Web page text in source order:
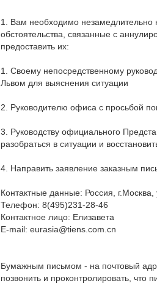
1. Вам необходимо незамедлительно
обстоятельства, связанные с
предоставить их:
1. Своему непосредственному
Львом для выяснения ситуации
2. Руководителю офиса с просьбой
3. Руководству официального
разобраться в ситуации и
4. Направить заявление заказным
Контактные данные: Россия, г.Москва,
Телефон: 8(495)231-28-46
Контактное лицо: Елизавета
E-mail: eurasia@tiens.com.cn
Бумажным письмом - на почтовый
позвонить и проконтролировать, что